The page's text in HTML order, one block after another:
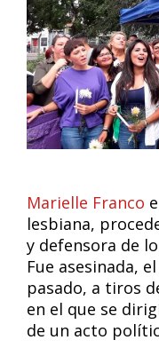
Marielle Franco
lesbiana,
y defensora de
Fue asesinada,
pasado, a tiros
en el que se
de un acto